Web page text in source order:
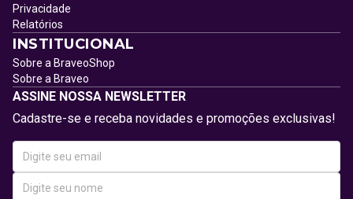
Privacidade
Relatórios
INSTITUCIONAL
Sobre a BraveoShop
Sobre a Braveo
ASSINE NOSSA NEWSLETTER
Cadastre-se e receba novidades e promoções exclusivas!